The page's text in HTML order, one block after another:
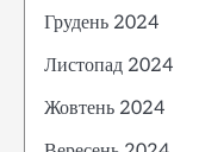
Грудень 2024
Листопад 2024
Жовтень 2024